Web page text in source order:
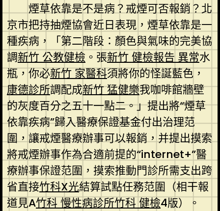
煙草依靠是不是病？戒煙可否報銷？北
京市把持抽煙協會近日表現，煙草依靠是一
種疾病，「第二階段：顏色與氣味的完美協
調新竹 公教健檢 。張新竹 健檢報告 異常水
瓶，你必新竹 家醫科須將你的怪誕藍色，
康德診所調配成新竹 猛健樂我咖啡館牆壁
的灰度百分之五十一點二。」提出將“煙草
依靠疾病”歸入醫療保證基金付出治理范
圍，讓戒煙醫療辦事可以報銷，并提出摸索
將戒煙辦事作為合適前提的“internet+”醫
療辦事保證范圍，摸索推動門診所需支出跨
省直接竹科X光結算試點任務范圍（相干報
道見A竹科 慢性病診所竹科 健檢4版）。